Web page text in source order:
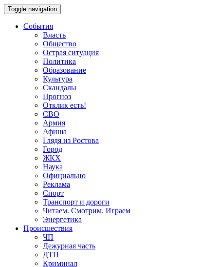
Toggle navigation
События
Власть
Общество
Острая ситуация
Политика
Образование
Культура
Скандалы
Прогноз
Отклик есть!
СВО
Армия
Афиша
Глядя из Ростова
Город
ЖКХ
Наука
Официально
Реклама
Спорт
Транспорт и дороги
Читаем. Смотрим. Играем
Энергетика
Происшествия
ЧП
Дежурная часть
ДТП
Криминал